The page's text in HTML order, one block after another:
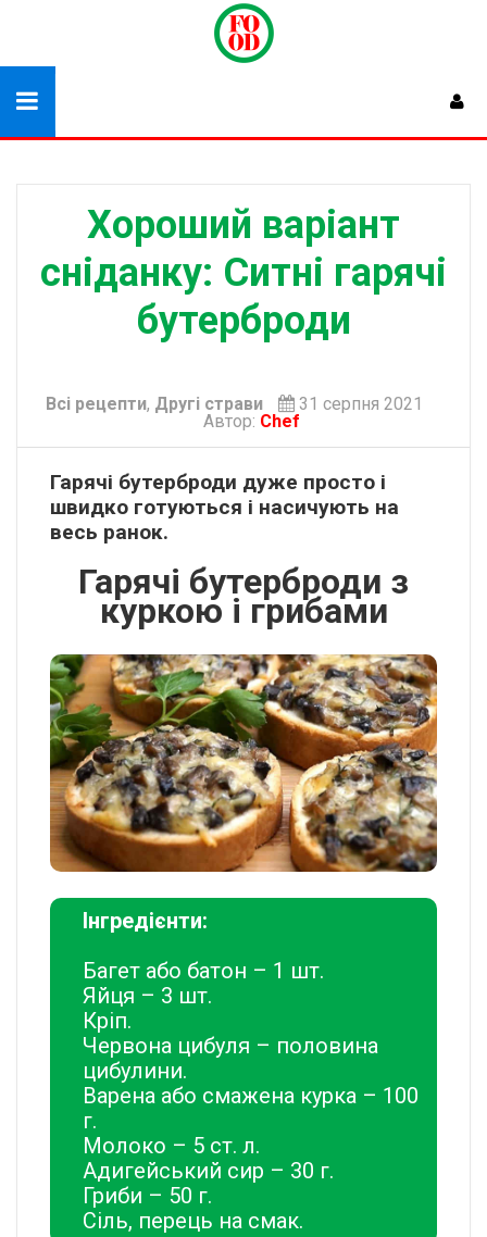
Хороший варіант
сніданку: Ситні гарячі
бутерброди
Всі рецепти, Другі страви
31 серпня 2021
Автор: Chef
Гарячі бутерброди дуже просто і
швидко готуються і насичують на
весь ранок.
Гарячі бутерброди з
куркою і грибами
Інгредієнти:
Багет або батон – 1 шт.
Яйця – 3 шт.
Кріп.
Червона цибуля – половина
цибулини.
Варена або смажена курка – 100
г.
Молоко – 5 ст. л.
Адигейський сир – 30 г.
Гриби – 50 г.
Сіль, перець на смак.